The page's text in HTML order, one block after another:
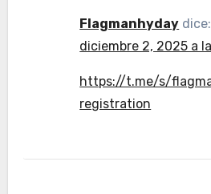
Flagmanhyday dice:
diciembre 2, 2025 a
https://t.me/s/
registration